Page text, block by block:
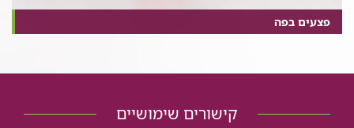
פצעים בפה
קישורים שימושיים